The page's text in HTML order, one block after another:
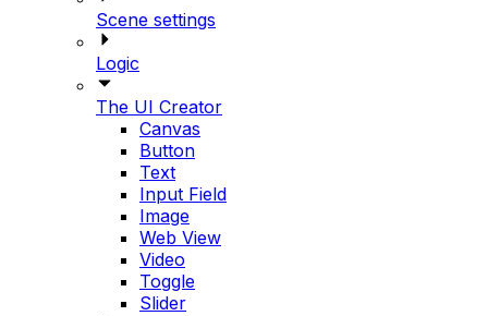
Scene settings
Logic
The UI Creator
Canvas
Button
Text
Input Field
Image
Web View
Video
Toggle
Slider